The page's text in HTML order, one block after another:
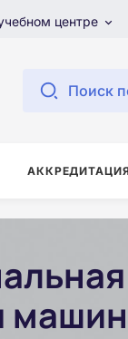
центре
Поиск